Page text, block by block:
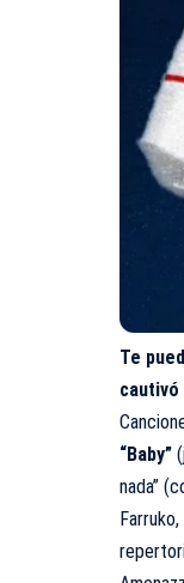
Te
cautivó
“Baby”
nada”